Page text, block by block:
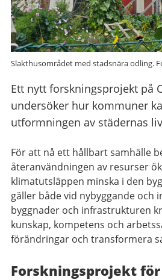
Slakthusområdet med stadsnära odling.
Ett nytt forskningsprojekt på
undersöker hur kommuner
utformningen av städernas
För att nå ett hållbart samhälle
återanvändningen av resurser
klimatutsläppen minska i den
gäller både vid nybyggande och
byggnader och infrastrukturen
kunskap, kompetens och
förändringar och transformera
Forskningsprojekt